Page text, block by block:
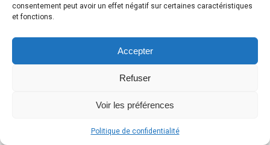
consentement peut avoir un effet négatif sur certaines caractéristiques
et fonctions.
Accepter
Refuser
Voir les préférences
Politique de confidentialité
Retour au début